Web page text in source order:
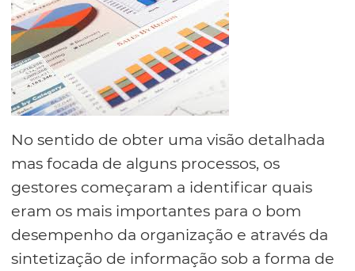
No sentido de obter uma visão detalhada
mas focada de alguns processos, os
gestores começaram a identificar quais
eram os mais importantes para o bom
desempenho da organização e através da
sintetização de informação sob a forma de